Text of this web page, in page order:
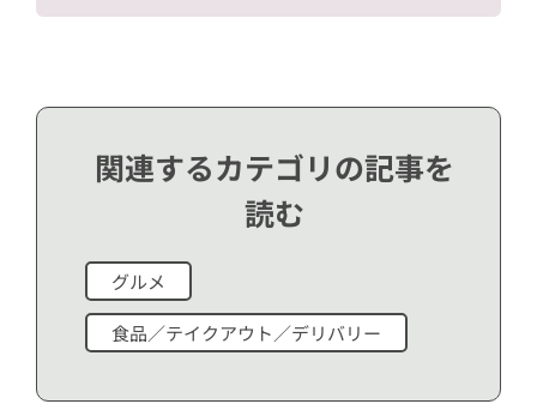
関連するカテゴリの記事を
読む
グルメ
食品／テイクアウト／デリバリー